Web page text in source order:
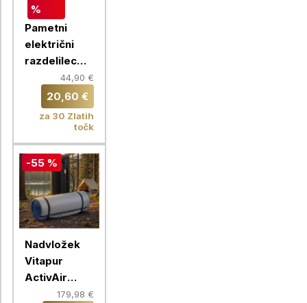
%
Pametni
električni
razdelilec
Chameleon
44,90 €
20,60 €
za 30 Zlatih
točk
-55 %
Nadvložek
Vitapur
ActivAir
179,98 €